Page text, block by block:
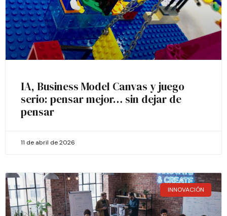
IA, Business Model Canvas y juego
serio: pensar mejor… sin dejar de
pensar
11 de abril de 2026
INNOVACIÓN